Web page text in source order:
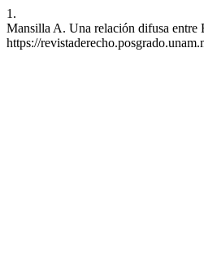
1.
Mansilla A. Una relación difusa
https://